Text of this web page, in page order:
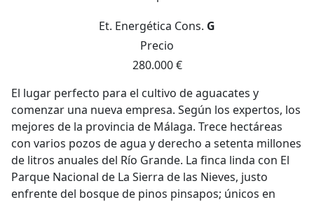
Et. Energética Cons. G
Precio
280.000 €
El lugar perfecto para el cultivo de aguacates y
comenzar una nueva empresa. Según los expertos, los
mejores de la provincia de Málaga. Trece hectáreas
con varios pozos de agua y derecho a setenta millones
de litros anuales del Río Grande. La finca linda con El
Parque Nacional de La Sierra de las Nieves, justo
enfrente del bosque de pinos pinsapos; únicos en